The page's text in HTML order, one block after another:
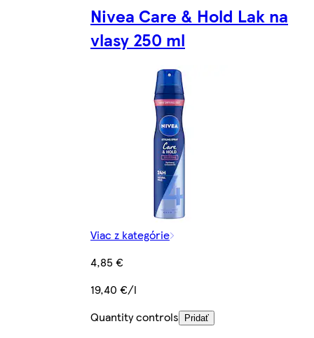
Nivea Care & Hold Lak na
vlasy 250 ml
Viac z kategórie
4,85 €
19,40 €/l
Quantity controls
Pridať